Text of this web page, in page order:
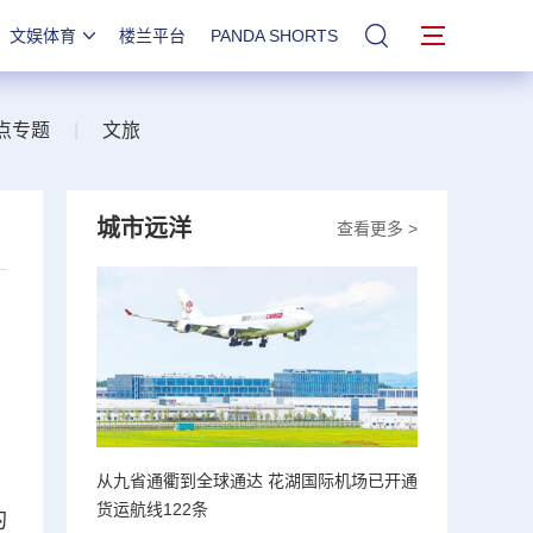
文娱体育 楼兰平台 PANDA SHORTS 站内搜索
专题 文旅
查看更多 >
城市远洋
从九省通衢到全球通达 花湖国际机场已开通
货运航线122条